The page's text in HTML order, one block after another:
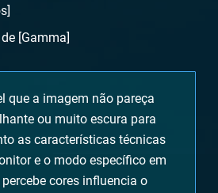
[Gamma]
que a imagem não pareça
ou muito escura para
as características técnicas
e o modo específico em
cores influencia o